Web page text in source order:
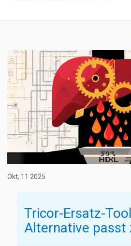
Okt, 11 2025
Tricor-Ersatz-
Alternative passt